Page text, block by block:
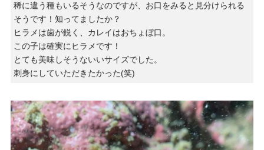
稀に違う種もいるそうなのですが、お口をみると見分けられる
そうです！知ってましたか？
ヒラメは歯が鋭く、カレイはおちょぼ口。
この子は確実にヒラメです！
とても美味しそうないいサイズでした。
刺身にしていただきたかった(笑)